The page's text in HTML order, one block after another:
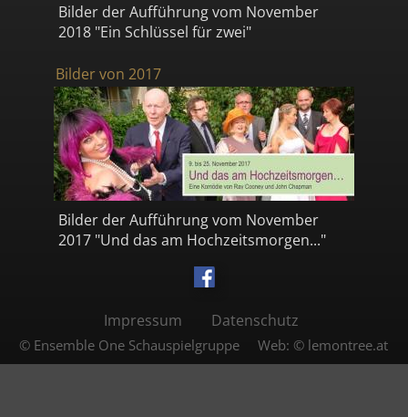
Bilder der Aufführung vom November
2018 "Ein Schlüssel für zwei"
Bilder von 2017
Bilder der Aufführung vom November
2017 "Und das am Hochzeitsmorgen..."
Impressum Datenschutz
© Ensemble One Schauspielgruppe Web: © lemontree.at